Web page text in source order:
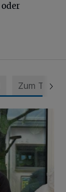
oder
Zum Thema